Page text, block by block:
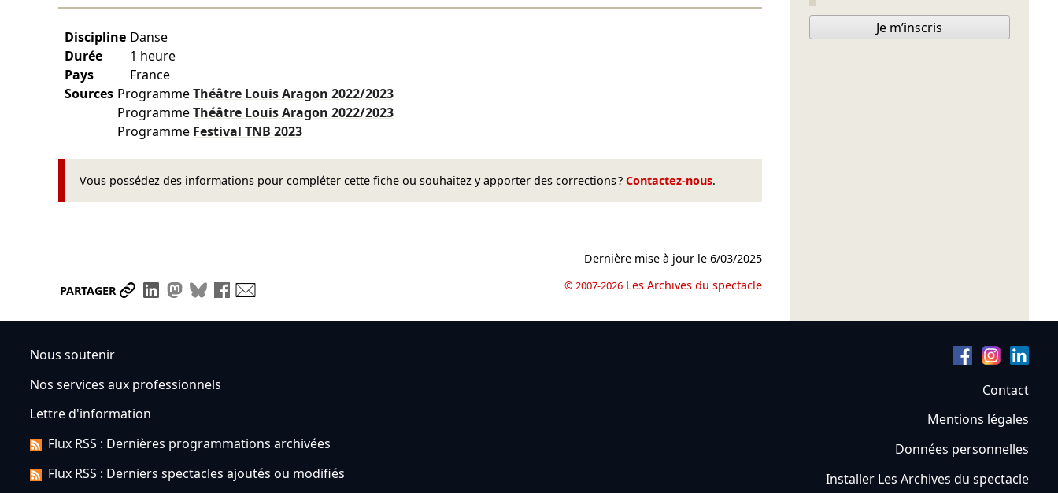
Discipline Danse
Durée
1 heure
Pays
France
Sources ProgrammeThéâtre Louis Aragon2022/2023
ProgrammeThéâtre Louis Aragon2022/2023
Programme Festival TNB2023
Vous possédez des informations pour compléter cette fiche ou souhaitez y apporter des corrections ? Contactez-nous.
PARTAGER Partager le lien
Partager sur LinkedIn
Partager sur Mastodon
Partager sur Bluesky
Partager sur Facebook
Dernière mise à jour le6/03/2025
© 2007-2026 Les Archives du spectacle
Je m’inscris
Nous soutenir
Nos services aux professionnels
Lettre d'information
Flux RSS : Dernières programmations archivées
Flux RSS : Derniers spectacles ajoutés ou modifiés
Contact
Mentions légales
Données personnelles
Installer Les Archives du spectacle